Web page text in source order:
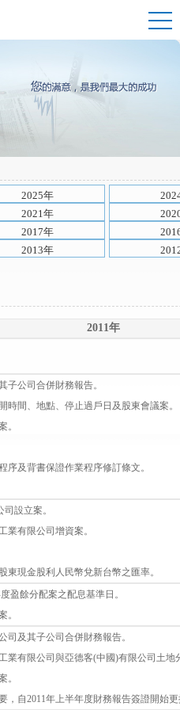
2025年
2021年
2017年
2013年
2011年
子公司合併財務報告。
時間、地點、停止過戶日及股東會議案。
。
序及背書保證作業程序修訂條文。
設立案。
業有限公司增資案。
東現金股利人民幣兌新台幣之匯率。
盈餘分配案之配息基準日。
。
司及其子公司合併財務報告。
業有限公司與亞德客(中國)有限公司土地
。
，自2011年上半年度財務報告簽證開始